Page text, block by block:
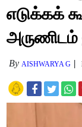
எடுக்கக்
By AISHWARYA G